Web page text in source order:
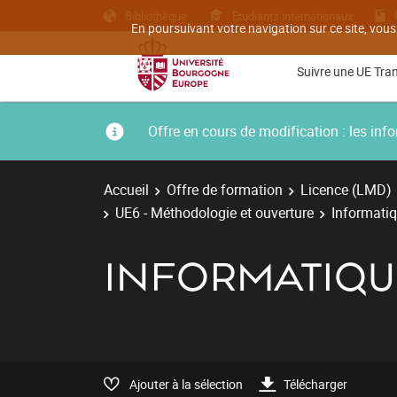
En poursuivant votre navigation sur ce site,
Bibliothèque Etudiants internationaux
Suivre une UE
Offre en cours de modification : les
Accueil Offre de formation
Licence (LMD)
UE6 - Méthodologie et ouverture
Ajouter à la sélection Télécharger